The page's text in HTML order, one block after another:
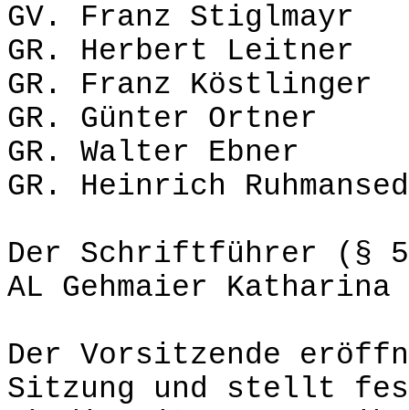
GV. Franz Stiglmayr
GR. Herbert Leitner
GR. Franz Köstlinger
GR. Günter Ortner
GR. Walter Ebner
GR. Heinrich
Der Schriftführer (§
AL Gehmaier Katharina
Der Vorsitzende
Sitzung und stellt